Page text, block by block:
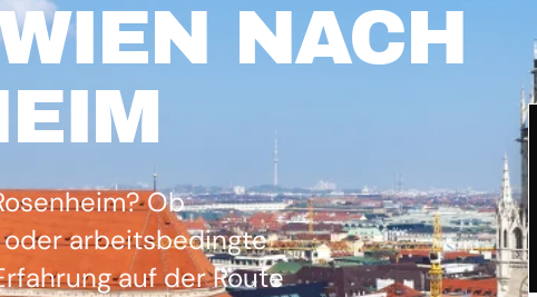
NACH
Ob
oder arbeitsbedingte
auf der Route